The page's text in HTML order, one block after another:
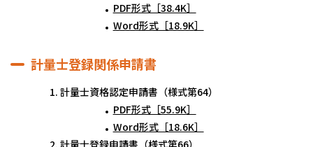
PDF形式［38.4K］
Word形式［18.9K］
計量士登録関係申請書
計量士資格認定申請書（様式第64）
PDF形式［55.9K］
Word形式［18.6K］
計量士登録申請書（様式第66）